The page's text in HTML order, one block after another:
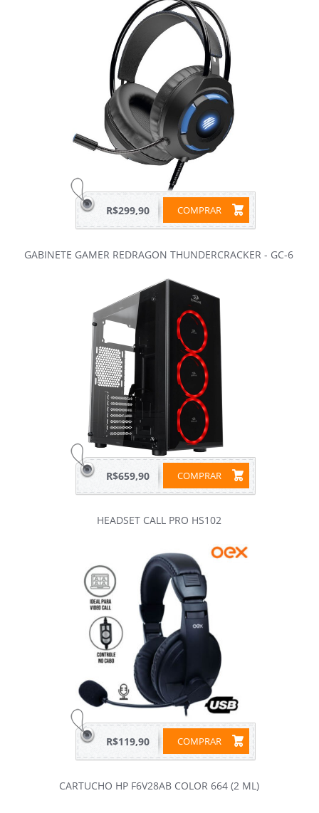
COMPRAR
R$299,90
GABINETE GAMER REDRAGON THUNDERCRACKER - GC-6
COMPRAR
R$659,90
HEADSET CALL PRO HS102
COMPRAR
R$119,90
CARTUCHO HP F6V28AB COLOR 664 (2 ML)